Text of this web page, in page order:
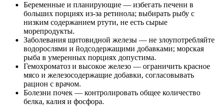
Беременные и планирующие — избегать печени в
больших порциях из‑за ретинола; выбирать рыбу с
низким содержанием ртути, не есть сырые
морепродукты.
Заболевания щитовидной железы — не злоупотребляйте
водорослями и йодсодержащими добавками; морская
рыба в умеренных порциях допустима.
Гемохроматоз и высокое железо — ограничить красное
мясо и железосодержащие добавки, согласовывать
рацион с врачом.
Болезни почек — контролировать общее количество
белка, калия и фосфора.